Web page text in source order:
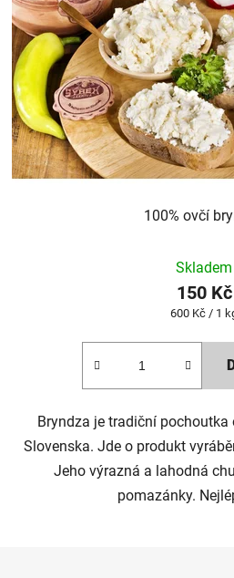
100% ovčí
Skladem
150 Kč
Měrná
600 Kč / 1
Bryndza je tradiční pochoutka
Slovenska. Jde o produkt
Jeho výrazná a lahodná
pomazánky.